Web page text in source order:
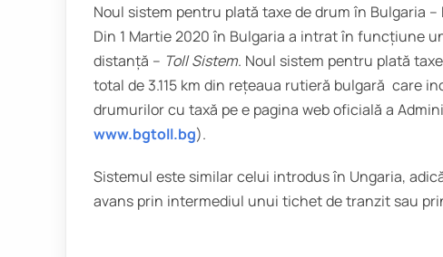
Noul sistem pentru plată taxe de drum în Bulgaria –
Din 1 Martie 2020 în Bulgaria a intrat în funcțiune
distanță – Toll Sistem. Noul sistem pentru plată
total de 3.115 km din rețeaua rutieră bulgară care
drumurilor cu taxă pe e pagina web oficială a
www.bgtoll.bg).
Sistemul este similar celui introdus în Ungaria,
avans prin intermediul unui tichet de tranzit sau